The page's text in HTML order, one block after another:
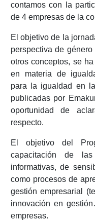
contamos con la
de 4 empresas de la
El objetivo de la
perspectiva de
otros conceptos, se
en materia de
para la igualdad en
publicadas por
oportunidad de
respecto.
El objetivo del
capacitación de las
informativas, de
como procesos de
gestión empresarial
innovación en
empresas.